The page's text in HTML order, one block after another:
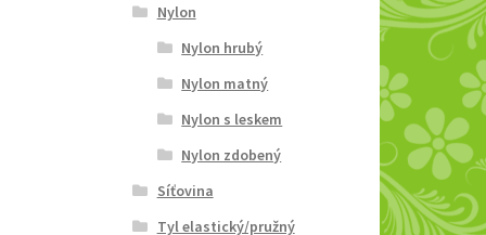
Nylon
Nylon hrubý
Nylon matný
Nylon s leskem
Nylon zdobený
Síťovina
Tyl elastický/pružný